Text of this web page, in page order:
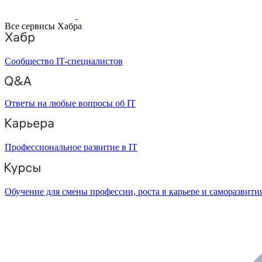
Все сервисы Хабра
Сообщество IT-специалистов
Ответы на любые вопросы об IT
Профессиональное развитие в IT
Обучение для смены профессии, роста в карьере и